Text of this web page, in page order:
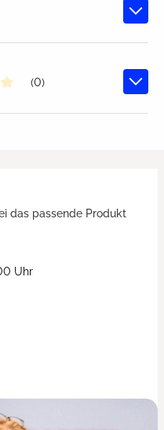
(0)
das passende Produkt
Uhr